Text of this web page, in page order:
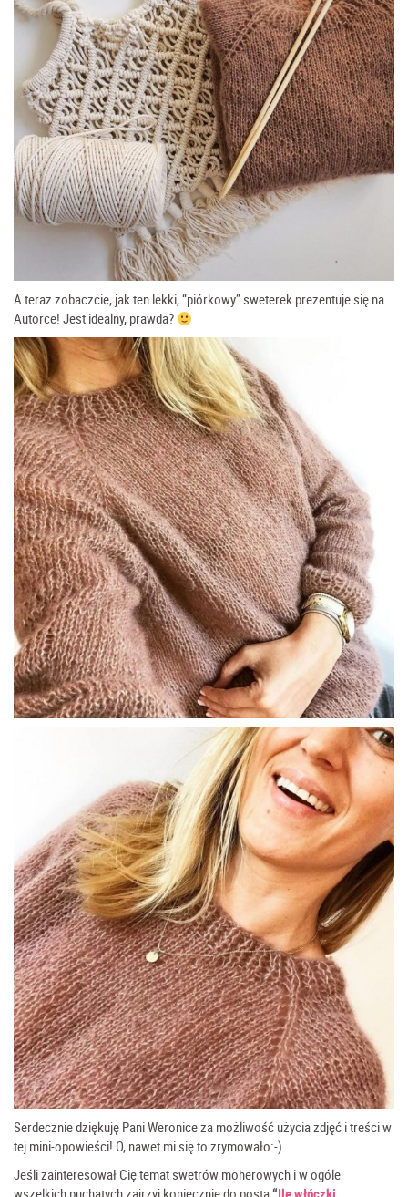
A teraz zobaczcie, jak ten lekki, “piórkowy” sweterek prezentuje się na
Autorce! Jest idealny, prawda?
Serdecznie dziękuję Pani Weronice za możliwość użycia zdjęć i treści w
tej mini-opowieści! O, nawet mi się to zrymowało:-)
Jeśli zainteresował Cię temat swetrów moherowych i w ogóle
wszelkich puchatych zajrzyj koniecznie do posta“Ile włóczki